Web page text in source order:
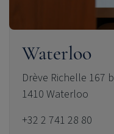
Waterloo
Drève Richelle 167
1410 Waterloo
+32 2 741 28 80